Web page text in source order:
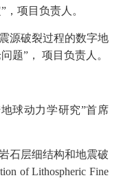
项目负责人。
源破裂过程的数字地
题”， 项目负责人。
球动力学研究”首席
石层细结构和地震破
of Lithospheric Fine